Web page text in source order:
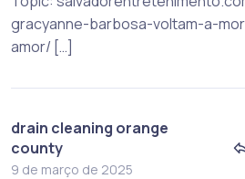
gracyanne-barbosa-voltam-a-
amor/ […]
drain cleaning orange
county
9 de março de 2025